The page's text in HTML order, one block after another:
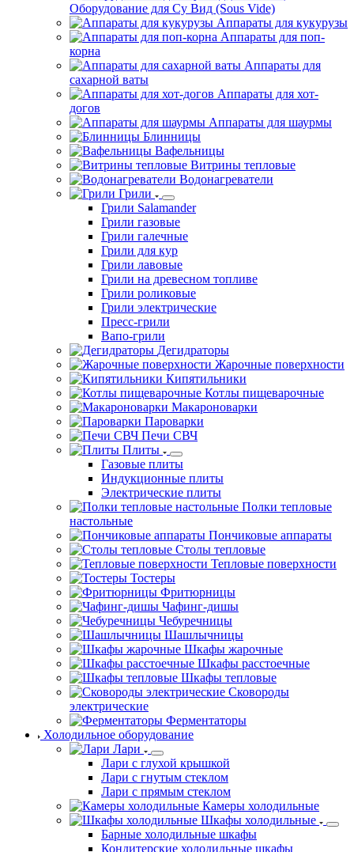
Оборудование для Су Вид (Sous Vide)
Аппараты для кукурузы
Аппараты для поп-
корна
Аппараты для
сахарной ваты
Аппараты для хот-
догов
Аппараты для шаурмы
Блинницы
Вафельницы
Витрины тепловые
Водонагреватели
Грили
Грили Salamander
Грили газовые
Грили галечные
Грили для кур
Грили лавовые
Грили на древесном топливе
Грили роликовые
Грили электрические
Пресс-грили
Вапо-грили
Дегидраторы
Жарочные поверхности
Кипятильники
Котлы пищеварочные
Макароноварки
Пароварки
Печи СВЧ
Плиты
Газовые плиты
Индукционные плиты
Электрические плиты
Полки тепловые
настольные
Пончиковые аппараты
Столы тепловые
Тепловые поверхности
Тостеры
Фритюрницы
Чафинг-дишы
Чебуречницы
Шашлычницы
Шкафы жарочные
Шкафы расстоечные
Шкафы тепловые
Сковороды
электрические
Ферментаторы
Холодильное оборудование
Лари
Лари с глухой крышкой
Лари с гнутым стеклом
Лари с прямым стеклом
Камеры холодильные
Шкафы холодильные
Барные холодильные шкафы
Кондитерские холодильные шкафы